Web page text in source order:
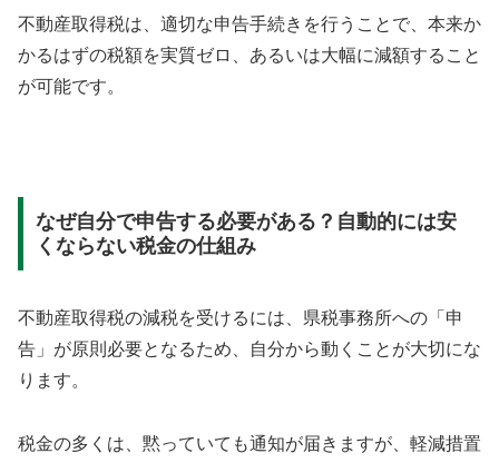
不動産取得税は、適切な申告手続きを行うことで、本来か
かるはずの税額を実質ゼロ、あるいは大幅に減額すること
が可能です。
なぜ自分で申告する必要がある？自動的には安
くならない税金の仕組み
不動産取得税の減税を受けるには、県税事務所への「申
告」が原則必要となるため、自分から動くことが大切にな
ります。
税金の多くは、黙っていても通知が届きますが、軽減措置